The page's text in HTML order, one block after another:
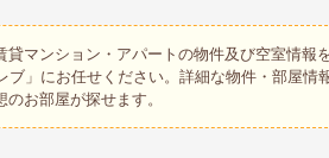
貸マンション・アパートの物件及び空室情報
ブ」にお任せください。詳細な物件・部屋
お部屋が探せます。